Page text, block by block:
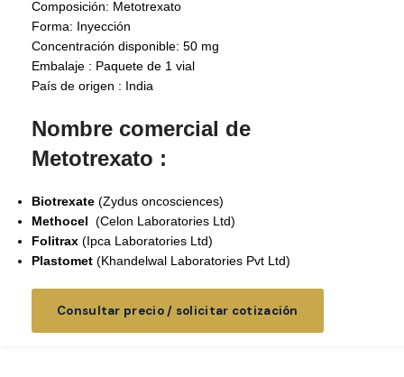
Composición: Metotrexato
Forma: Inyección
Concentración disponible: 50 mg
Embalaje : Paquete de 1 vial
País de origen : India
Nombre comercial de
Metotrexato :
Biotrexate (Zydus oncosciences)
Methocel (Celon Laboratories Ltd)
Folitrax (Ipca Laboratories Ltd)
Plastomet (Khandelwal Laboratories Pvt Ltd)
Consultar precio / solicitar cotización